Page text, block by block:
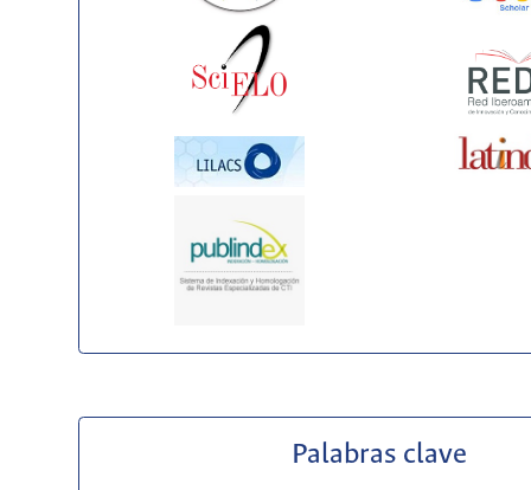
Palabras clave